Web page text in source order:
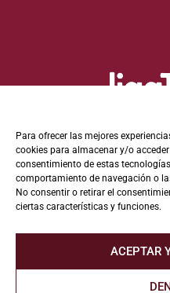
Para ofrecer las mejores
cookies para almacenar y/o
consentimiento de estas
comportamiento de navegación o
No consentir o retirar el
ciertas características y funciones.
ACEPTAR